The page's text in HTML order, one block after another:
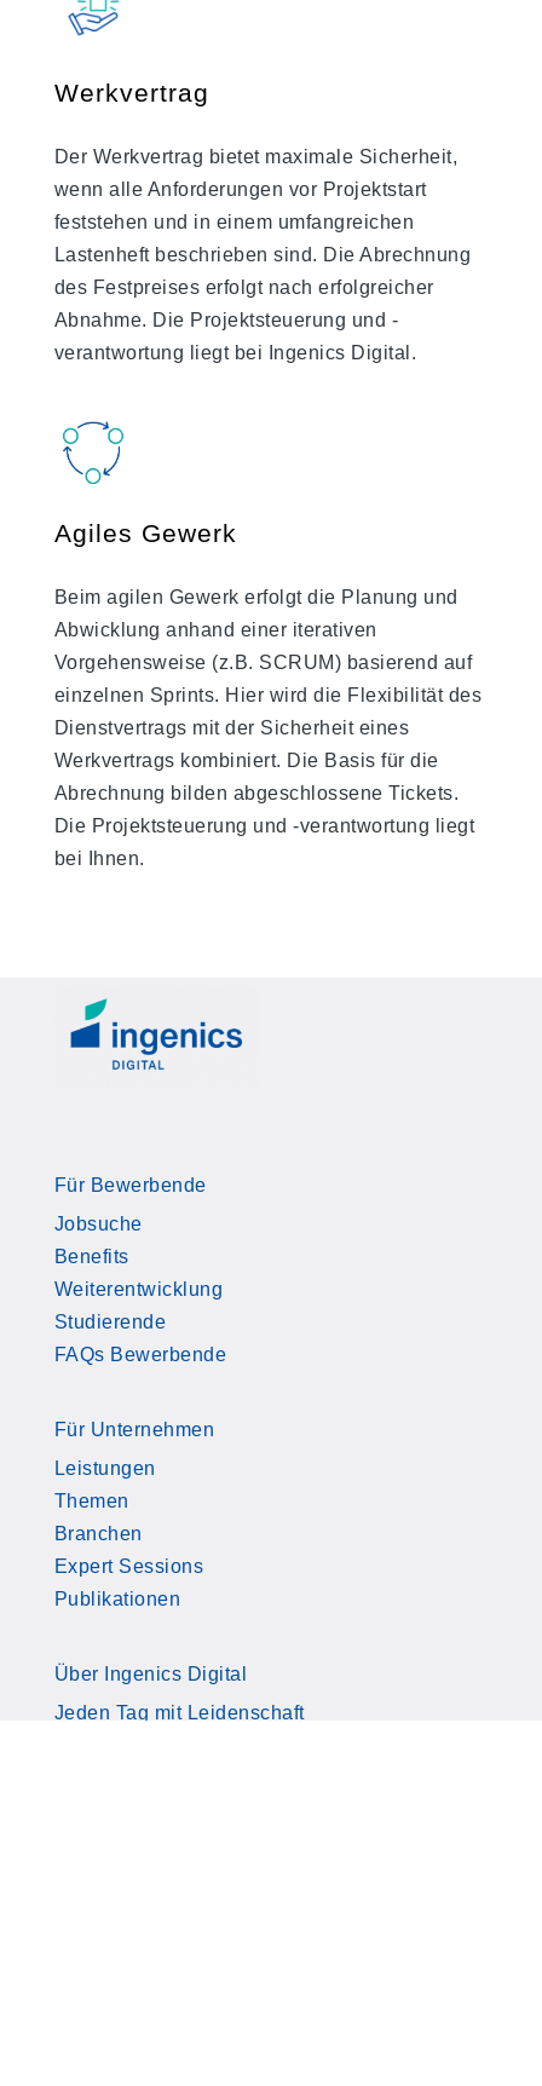
Werkvertrag
Der Werkvertrag bietet maximale Sicherheit,
wenn alle Anforderungen vor Projektstart
feststehen und in einem umfangreichen
Lastenheft beschrieben sind. Die Abrechnung
des Festpreises erfolgt nach erfolgreicher
Abnahme. Die Projektsteuerung und -
verantwortung liegt bei Ingenics Digital.
Agiles Gewerk
Beim agilen Gewerk erfolgt die Planung und
Abwicklung anhand einer iterativen
Vorgehensweise (z.B. SCRUM) basierend auf
einzelnen Sprints. Hier wird die Flexibilität des
Dienstvertrags mit der Sicherheit eines
Werkvertrags kombiniert. Die Basis für die
Abrechnung bilden abgeschlossene Tickets.
Die Projektsteuerung und -verantwortung liegt
bei Ihnen.
Für Bewerbende
Jobsuche
Benefits
Weiterentwicklung
Studierende
FAQs Bewerbende
Für Unternehmen
Leistungen
Themen
Branchen
Expert Sessions
Publikationen
Über Ingenics Digital
Jeden Tag mit Leidenschaft